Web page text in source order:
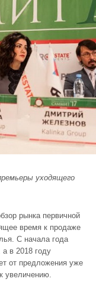
уходящего
рынка первичной
время к продаже
С начала года
в 2018 году
от предложения уже
увеличению.